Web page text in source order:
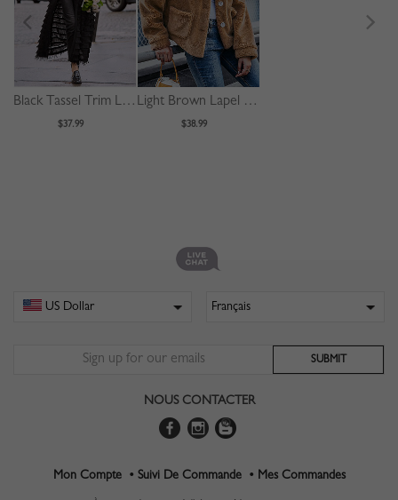
Black Tassel Trim Long Sleeve Longline Coat
$37.99
Light Brown Lapel Neck Long Sleeve Fluffy Jacket
$38.99
NOUS CONTACTER
Mon Compte • Suivi De Commande • Mes Commandes